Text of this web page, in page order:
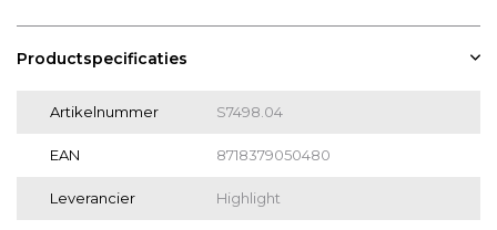
Productspecificaties
Artikelnummer S7498.04
EAN 8718379050480
Leverancier Highlight